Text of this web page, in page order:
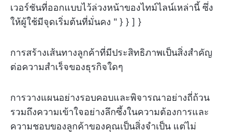
เวอร์ชันที่ออกแบบไว้ล่วงหน้าของไทม์ไลน์เหล่านี้ ซึ่ง
ให้ผู้ใช้มีจุดเริ่มต้นที่มั่นคง " } } ] }
การสร้างเส้นทางลูกค้าที่มีประสิทธิภาพเป็นสิ่งสำคัญ
ต่อความสำเร็จของธุรกิจใดๆ
การวางแผนอย่างรอบคอบและพิจารณาอย่างถี่ถ้วน
รวมถึงความเข้าใจอย่างลึกซึ้งในความต้องการและ
ความชอบของลูกค้าของคุณเป็นสิ่งจำเป็น แต่ไม่